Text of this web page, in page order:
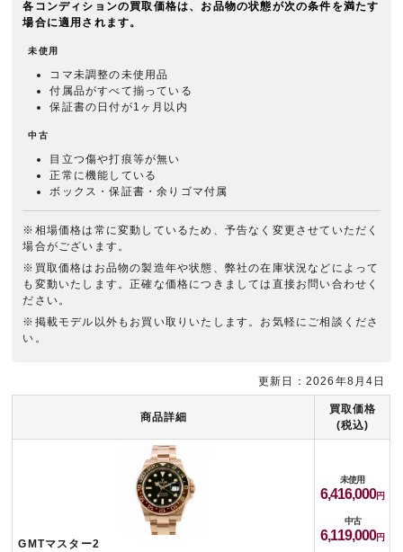
各コンディションの買取価格は、お品物の状態が次の条件を満たす
場合に適用されます。
未使用
コマ未調整の未使用品
付属品がすべて揃っている
保証書の日付が1ヶ月以内
中古
目立つ傷や打痕等が無い
正常に機能している
ボックス・保証書・余りゴマ付属
※相場価格は常に変動しているため、予告なく変更させていただく
場合がございます。
※買取価格はお品物の製造年や状態、弊社の在庫状況などによって
も変動いたします。正確な価格につきましては直接お問い合わせく
ださい。
※掲載モデル以外もお買い取りいたします。お気軽にご相談くださ
い。
商品詳細
買取価格
(税込)
GMTマスター2
未使用
6,416,000
中古
6,119,000
更新日：2026年8月4日